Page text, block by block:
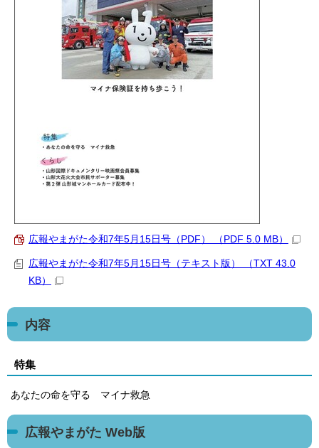
広報やまがた令和7年5月15日号（PDF） （PDF 5.0 MB）
広報やまがた令和7年5月15日号（テキスト版） （TXT 43.0
KB）
内容
特集
あなたの命を守る マイナ救急
広報やまがた Web版